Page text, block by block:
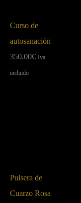
Curso de
autosanación
350.00€ Iva
incluido
Pulsera de
Cuarzo Rosa